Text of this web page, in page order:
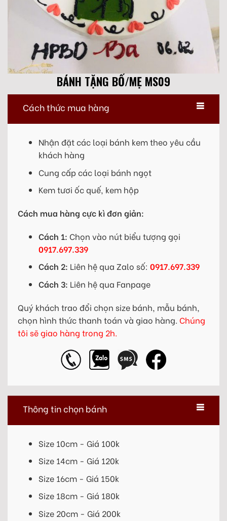
BÁNH TẶNG BỐ/MẸ MS09
Cách thức mua hàng
Nhận đặt các loại bánh kem theo yêu cầu
khách hàng
Cung cấp các loại bánh ngọt
Kem tươi ốc quế, kem hộp
Cách mua hàng cực kì đơn giản:
Cách 1: Chọn vào nút biểu tượng gọi
0917.697.339
Cách 2: Liên hệ qua Zalo số: 0917.697.339
Cách 3: Liên hệ qua Fanpage
Quý khách trao đổi chọn size bánh, mẫu bánh,
chọn hình thức thanh toán và giao hàng. Chúng
tôi sẽ giao hàng trong 2h.
Thông tin chọn bánh
Size 10cm - Giá 100k
Size 14cm - Giá 120k
Size 16cm - Giá 150k
Size 18cm - Giá 180k
Size 20cm - Giá 200k